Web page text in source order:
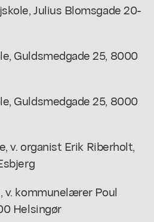
Julius Blomsgade 20-
Guldsmedgade 25, 8000
Guldsmedgade 25, 8000
v. organist Erik Riberholt,
v. kommunelærer Poul
Helsingør